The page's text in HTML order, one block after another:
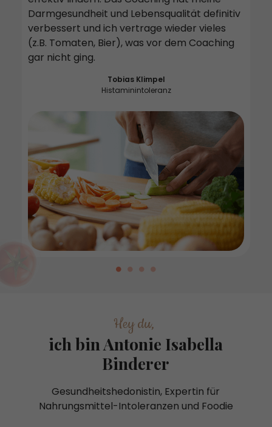
Darmgesundheit und Lebensqualität definitiv
verbessert und ich vertrage wieder vieles
(z.B. Tomaten, Bier), was vor dem Coaching
gar nicht ging.
Tobias Klimpel
Histaminintoleranz
Hey du,
ich bin Antonie Isabella
Binderer
Gesundheitshedonistin, Expertin für
Nahrungsmittel-Intoleranzen und Foodie